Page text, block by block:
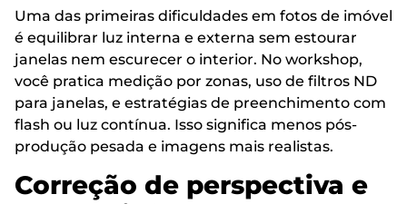
Uma das primeiras dificuldades em fotos de imóvel
é equilibrar luz interna e externa sem estourar
janelas nem escurecer o interior. No workshop,
você pratica medição por zonas, uso de filtros ND
para janelas, e estratégias de preenchimento com
flash ou luz contínua. Isso significa menos pós-
produção pesada e imagens mais realistas.
Correção de perspectiva e